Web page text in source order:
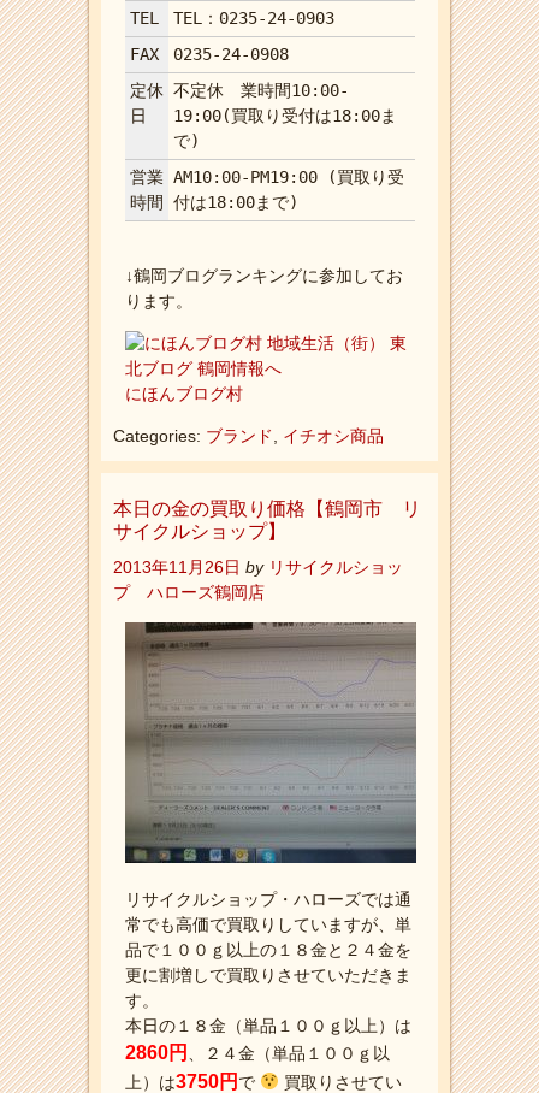
TEL
TEL：0235-24-0903
FAX
0235-24-0908
定休
日
不定休 業時間10:00-
19:00(買取り受付は18:00ま
で)
営業
時間
AM10:00-PM19:00 (買取り受
付は18:00まで)
↓鶴岡ブログランキングに参加してお
ります。
にほんブログ村
Categories: ブランド イチオシ商品
本日の金の買取り価格【鶴岡市 リ
サイクルショップ】
2013年11月26日 by リサイクルショッ
プ ハローズ鶴岡店
リサイクルショップ・ハローズでは通
常でも高価で買取りしていますが、単
品で１００ｇ以上の１８金と２４金を
更に割増しで買取りさせていただきま
す。
本日の１８金（単品１００ｇ以上）は
2860円
、２４金（単品１００ｇ以
上）は3750円 で
買取りさせてい